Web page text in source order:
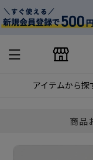
アイテムから探
商品